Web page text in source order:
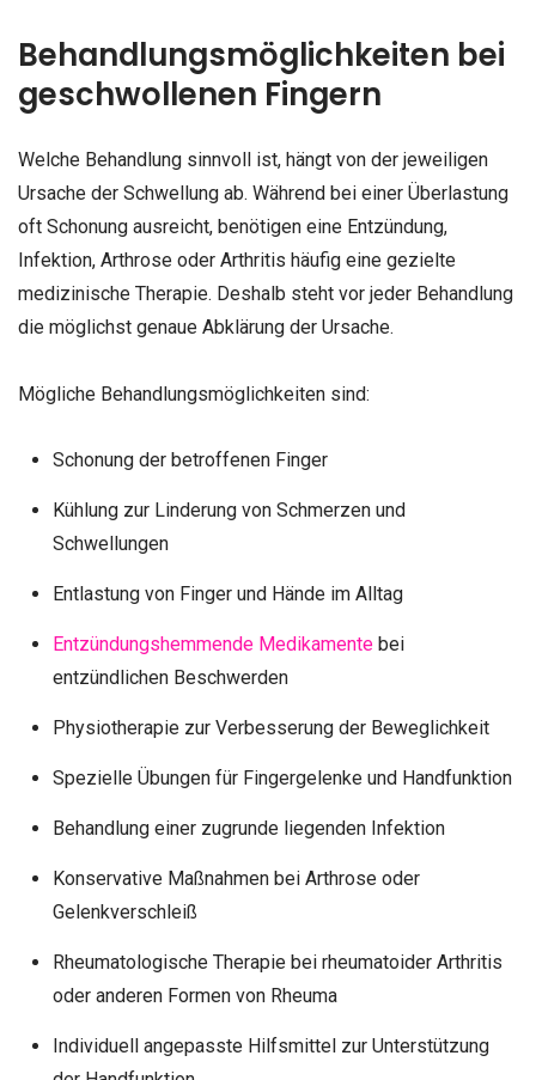
Behandlungsmöglichkeiten bei
geschwollenen Fingern
Welche Behandlung sinnvoll ist, hängt von der jeweiligen
Ursache der Schwellung ab. Während bei einer Überlastung
oft Schonung ausreicht, benötigen eine Entzündung,
Infektion, Arthrose oder Arthritis häufig eine gezielte
medizinische Therapie. Deshalb steht vor jeder Behandlung
die möglichst genaue Abklärung der Ursache.
Mögliche Behandlungsmöglichkeiten sind:
Schonung der betroffenen Finger
Kühlung zur Linderung von Schmerzen und
Schwellungen
Entlastung von Finger und Hände im Alltag
Entzündungshemmende Medikamentebei
entzündlichen Beschwerden
Physiotherapie zur Verbesserung der Beweglichkeit
Spezielle Übungen für Fingergelenke und Handfunktion
Behandlung einer zugrunde liegenden Infektion
Konservative Maßnahmen bei Arthrose oder
Gelenkverschleiß
Rheumatologische Therapie bei rheumatoider Arthritis
oder anderen Formen von Rheuma
Individuell angepasste Hilfsmittel zur Unterstützung